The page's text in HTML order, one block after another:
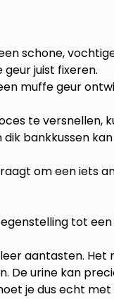
schone,
juist fixeren.
muffe geur
te versnellen,
bankkussen
om een iets
tot
aantasten. Het
De urine kan
je dus echt met